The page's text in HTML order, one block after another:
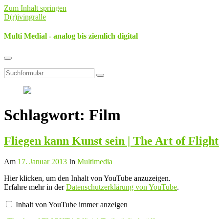
Zum Inhalt springen
D(r)ivingralle
Multi Medial - analog bis ziemlich digital
Suchfeld
umschalten
Suchen
Schlagwort: Film
Fliegen kann Kunst sein | The Art of
Am 17. Januar 2013 In Multimedia
„The
Art
of
FLIGHT
Hier klicken, um den Inhalt von YouTube anzuzeigen.
Erfahre mehr in derDatenschutzerklärung von YouTube.
Inhalt von YouTube immer anzeigen